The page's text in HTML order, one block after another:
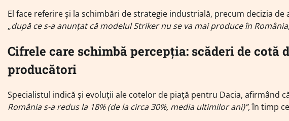
El face referire și la schimbări de strategie industrială, precum decizia
„după ce s-a anunțat că modelul Striker nu se va mai produce în
Cifrele care schimbă percepția: scăderi de cotă
producători
Specialistul indică și evoluții ale cotelor de piață pentru Dacia, afirmând
România s-a redus la 18% (de la circa 30%, media ultimilor ani)”,în timp ce